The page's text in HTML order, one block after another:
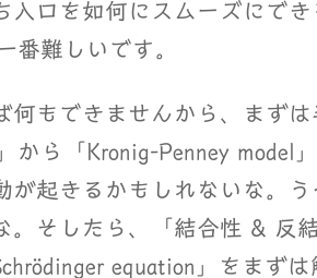
口を如何にスムーズにでき
番難しいです。
もできませんから、まずは
から「Kronig-Penney model
起きるかもしれないな。う
。そしたら、「結合性 & 反
equation」をまずは